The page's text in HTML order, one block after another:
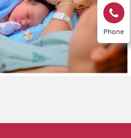
Phone